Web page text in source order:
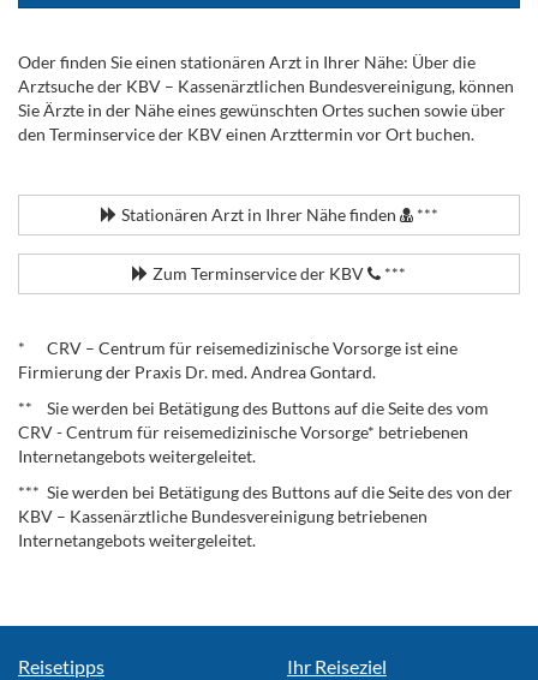
Oder finden Sie einen stationären Arzt in Ihrer Nähe: Über die
Arztsuche der KBV – Kassenärztlichen Bundesvereinigung, können
Sie Ärzte in der Nähe eines gewünschten Ortes suchen sowie über
den Terminservice der KBV einen Arzttermin vor Ort buchen.
Stationären Arzt in Ihrer Nähe finden ***
Zum Terminservice der KBV ***
* CRV – Centrum für reisemedizinische Vorsorge ist eine
Firmierung der Praxis Dr. med. Andrea Gontard.
** Sie werden bei Betätigung des Buttons auf die Seite des vom
CRV - Centrum für reisemedizinische Vorsorge* betriebenen
Internetangebots weitergeleitet.
*** Sie werden bei Betätigung des Buttons auf die Seite des von der
KBV – Kassenärztliche Bundesvereinigung betriebenen
Internetangebots weitergeleitet.
Reisetipps Ihr Reiseziel